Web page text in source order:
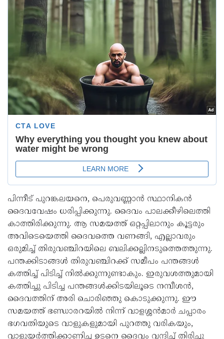
പിന്നീട് പുറങ്കലയനെ, പെരുവണ്ണാൻ സ്ഥാനികൻ
ദൈവവേഷം ധരിപ്പിക്കുന്നു. ദൈവം പാലക്കീഴിലെത്തി
കാത്തിരിക്കുന്നു. ആ സമയത്ത് ഒറ്റപ്പിലാനും കൂട്ടരും
അവിടെയെത്തി ദൈവത്തെ വണങ്ങി, എല്ലാവരും
ഒരുമിച്ച് തിരുവഞ്ചിറയിലെ ബലിക്കല്ലിനടുത്തെത്തുന്നു.
പന്തക്കിടാങ്ങൾ തിരുവഞ്ചിറക്ക് സമീപം പന്തങ്ങൾ
കത്തിച്ച് പിടിച്ച് നിൽക്കുന്നുണ്ടാകും. ഇരുവശത്തുമായി
കത്തിച്ചു പിടിച്ച പന്തങ്ങൾക്കിടയിലൂടെ നമ്പീശൻ,
ദൈവത്തിന് അരി ചൊരിഞ്ഞു കൊടുക്കുന്നു. ഈ
സമയത്ത് ഭണ്ഡാരറയിൽ നിന്ന് വാളശ്ശൻമാർ ചപ്പാരം
ഭഗവതിയുടെ വാളുകളുമായി പുറത്തു വരികയും,
വാളുയർത്തിക്കാണിച്ച ഉടനെ ദൈവം വന്ദിച്ച് തിരിച്ചു